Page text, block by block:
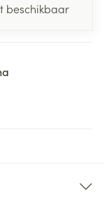
beschikbaar
pagina